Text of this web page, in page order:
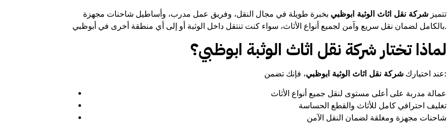
تتميز شركة نقل اثاث الوثبة ابوظبي بخبرة طويلة في مجال النقل، وفريق عمل مدرب، وأساطيل شاحنات مجهزة
بالكامل لضمان نقل سريع وآمن لجميع أنواع الأثاث، سواء كنت تنتقل داخل الوثبة أو إلى أي منطقة أخرى في أبوظبي.
لماذا تختار شركة نقل اثاث الوثبة ابوظبي؟
عند اختيارك شركة نقل اثاث الوثبة ابوظبي ، فإنك تضمن:
عمالة مدربة على أعلى مستوى لنقل جميع أنواع الأثاث
تغليف احترافي كامل للأثاث والقطع الحساسة
شاحنات مجهزة ومغلقة لضمان النقل الآمن